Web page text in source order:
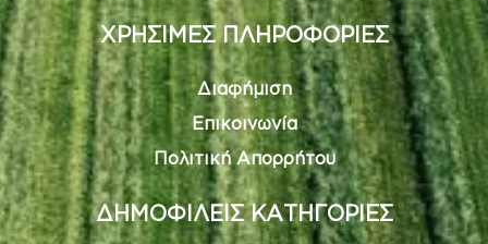
ΧΡΗΣΙΜΕΣ ΠΛΗΡΟΦΟΡΙΕΣ
Διαφήμιση
Επικοινωνία
Πολιτική Απορρήτου
ΔΗΜΟΦΙΛΕΙΣ ΚΑΤΗΓΟΡΙΕΣ